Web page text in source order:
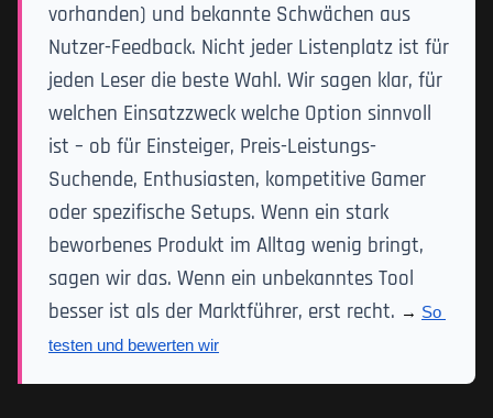
vorhanden) und bekannte Schwächen aus
Nutzer-Feedback. Nicht jeder Listenplatz ist für
jeden Leser die beste Wahl. Wir sagen klar, für
welchen Einsatzzweck welche Option sinnvoll
ist – ob für Einsteiger, Preis-Leistungs-
Suchende, Enthusiasten, kompetitive Gamer
oder spezifische Setups. Wenn ein stark
beworbenes Produkt im Alltag wenig bringt,
sagen wir das. Wenn ein unbekanntes Tool
besser ist als der Marktführer, erst recht. → So
testen und bewerten wir